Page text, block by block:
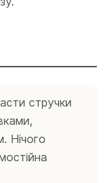
стручки
Нічого